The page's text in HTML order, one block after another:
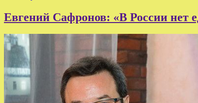
Евгений Сафронов: «В России нет